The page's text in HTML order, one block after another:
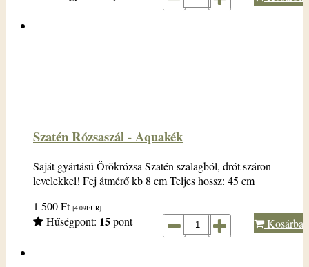
Szatén Rózsaszál - Aquakék
Saját gyártású Örökrózsa Szatén szalagból, drót száron
levelekkel! Fej átmérő kb 8 cm Teljes hossz: 45 cm
1 500Ft [4.09EUR]
Hűségpont: 15pont Kosárba